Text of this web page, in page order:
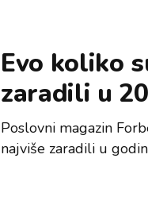
Evo koliko
zaradili u
Poslovni magazin
najviše zaradili u